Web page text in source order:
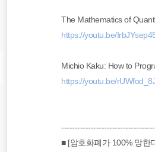
The Mathematics of
https://youtu.be/
Michio Kaku: How to
https://youtu.be/
■ [암호화폐가 100% 망한